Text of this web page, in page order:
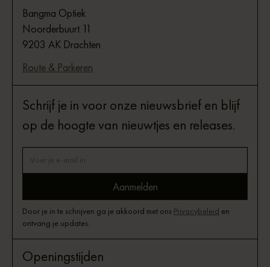
Bangma Optiek
Noorderbuurt 11
9203 AK Drachten
Route & Parkeren
Schrijf je in voor onze nieuwsbrief en blijf
op de hoogte van nieuwtjes en releases.
Door je in te schrijven ga je akkoord met ons Privacybeleid en
ontvang je updates.
Openingstijden